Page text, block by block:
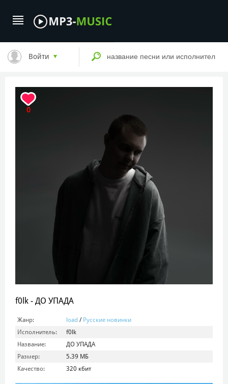
Войти
0
f0lk - ДО УПАДА
Жанр: load / Русские новинки
Исполнитель:
f0lk
Название:
ДО УПАДА
Размер:
5.39 МБ
Качество:
320 кбит